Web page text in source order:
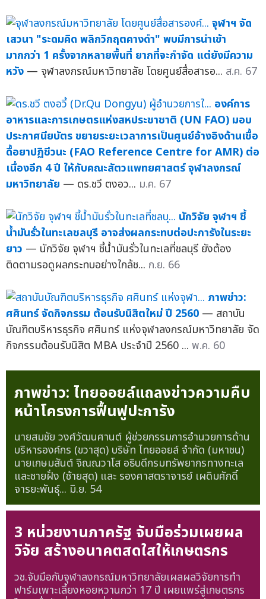
จุฬาฯ จัด
เสวนา "ระดมคิด พลิกวิกฤตคางดำ" พบมีการนำเข้า
มากกว่า 1 ครั้งจากหลายพื้นที่ ยากที่จะกำจัด แต่ยังมีความ
หวัง — จุฬาลงกรณ์มหาวิทยาลัย โดยศูนย์สื่อสารอ... ส.ค. 67
องค์การ
อาหารและการเกษตรแห่งสหประชาชาติ (UN FAO) มอบ
ประกาศนียบัตร ขยายระยะเวลาการเป็นศูนย์อ้างอิงด้านเชื้อ
ดื้อยาปฏิชีวนะ (FAO Reference Centre for AMR) ต่อ
เนื่องอีก 4 ปี ให้กับคณะสัตวแพทยศาสตร์ จุฬาลงกรณ์
มหาวิทยาลัย — ดร.ชวี ตงอว... ม.ค. 67
นักวิจัย จุฬาฯ ชี้
น้ำมันรั่วในทะเลชลบุรี อาจส่งผลกระทบต่อปะการังในระยะ
ยาว — นักวิจัย จุฬาฯ ชี้น้ำมันรั่วในทะเลที่ชลบุรี ยังต้อง
ติดตามรอดูผลกระทบอย่างใกล้ช... ก.ย. 66
ภาพข่าว:
ศศินทร์ จัดกิจกรรม ต้อนรับนิสิตใหม่ ปี 2560 — สถาบัน
บัณฑิตบริหารธุรกิจ ศศินทร์ แห่งจุฬาลงกรณ์มหาวิทยาลัย จัด
กิจกรรมต้อนรับนิสิต MBA ประจำปี 2560 ... พ.ค. 60
ภาพข่าว: ไทยออยล์แถลงข่าวความคืบ
หน้าโครงการฟื้นฟูปะการัง
นายสมชัย วงศ์วัฒนศานต์ ผู้ช่วยกรรมการอำนวยการด้าน
บริหารองค์กร (ขวาสุด) บริษัท ไทยออยล์ จำกัด (มหาชน)
นายเกษมสันต์ จิณณวาโส อธิบดีกรมทรัพยากรทางทะเล
และชายฝั่ง (ซ้ายสุด) และ รองศาสตราจารย์ เผดิมศักดิ์
จารยะพันธุ์... มิ.ย. 54
3 หน่วยงานภาครัฐ จับมือร่วมเผยผล
วิจัย สร้างอนาคตสดใสให้เกษตรกร
วช.จับมือกับจุฬาลงกรณ์มหาวิทยาลัยเผลผลวิจัยการทำ
ฟาร์มเพาะเลี้ยงหอยหวานกว่า 17 ปี เผยแพร่สู่เกษตรกร